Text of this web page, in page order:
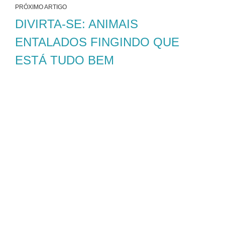
PRÓXIMO ARTIGO
DIVIRTA-SE: ANIMAIS
ENTALADOS FINGINDO QUE
ESTÁ TUDO BEM